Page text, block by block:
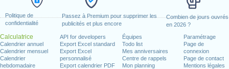
Politique de
confidentialité
Passez à Premium pour supprimer les
publicités et plus encore
Combien de jours ouvrés
en 2026 ?
Calculatrice
Calendrier annuel
Calendrier mensuel
Calendrier
hebdomadaire
API for developers
Export Excel standard
Export Excel
personnalisé
Export calendrier PDF
Équipes
Todo list
Mes anniversaires
Centre de rappels
Mon planning
Paramétrage
Page de
connexion
Page de contact
Mentions légales